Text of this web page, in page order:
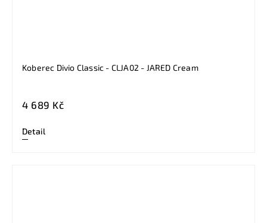
Koberec Divio Classic - CLJA02 - JARED Cream
4 689 Kč
Detail